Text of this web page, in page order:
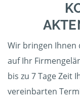
Wir bringen Ihnen
auf Ihr
bis zu 7 Tage Zeit
vereinbarten